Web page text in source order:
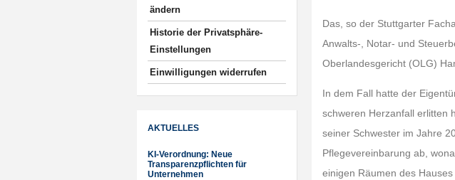
ändern
Historie der Privatsphäre-
Einstellungen
Einwilligungen widerrufen
AKTUELLES
KI-Verordnung: Neue
Transparenzpflichten für
Unternehmen
Das, so der Stuttgarter
Anwalts‑, Notar- und
Oberlandesgericht (OLG)
In dem Fall hatte der
schweren Herzanfall erlitten
seiner Schwester im Jahre
Pflegevereinbarung ab,
einigen Räumen des